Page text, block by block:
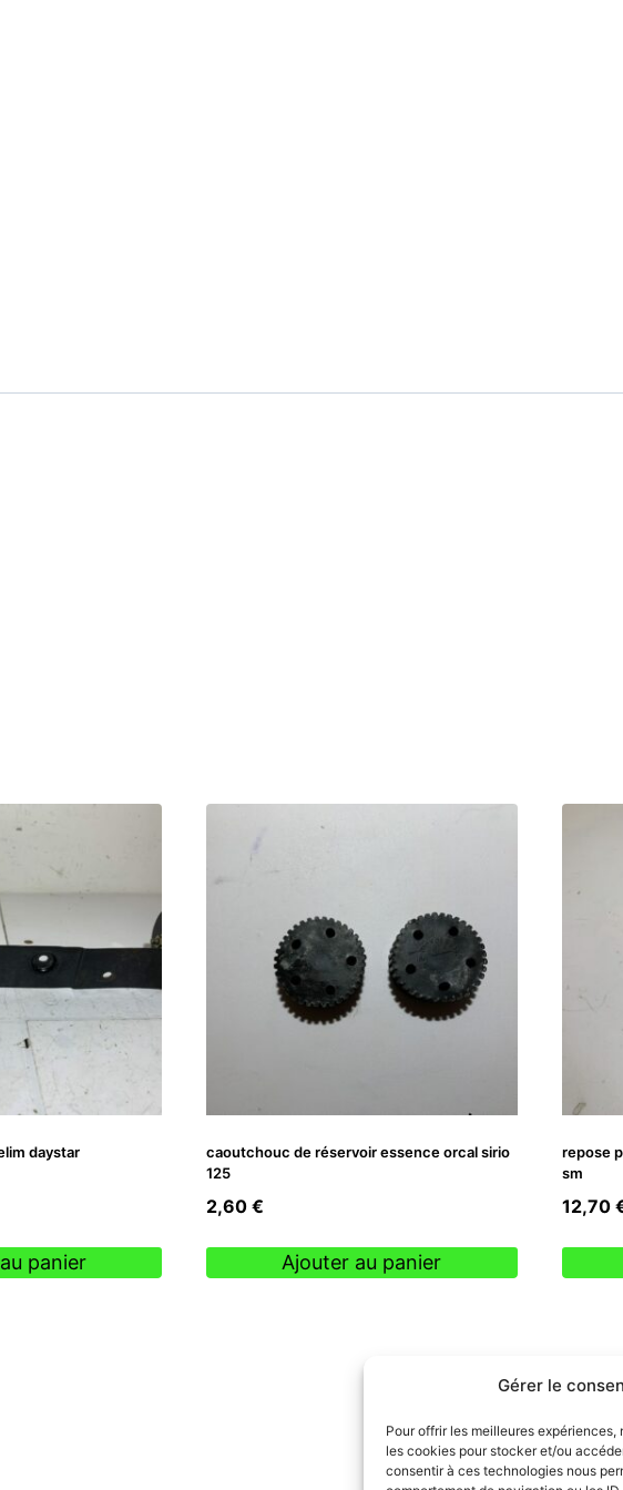
Gérer le
Pour offrir les meilleures
les cookies pour stocker et/ou
consentir à ces technologies nous
daystar
panier
caoutchouc de réservoir essence orcal sirio
125
2,60 €
Ajouter au panier
repose
sm
12,70